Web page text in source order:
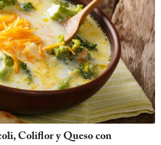
Coliflor y Queso con